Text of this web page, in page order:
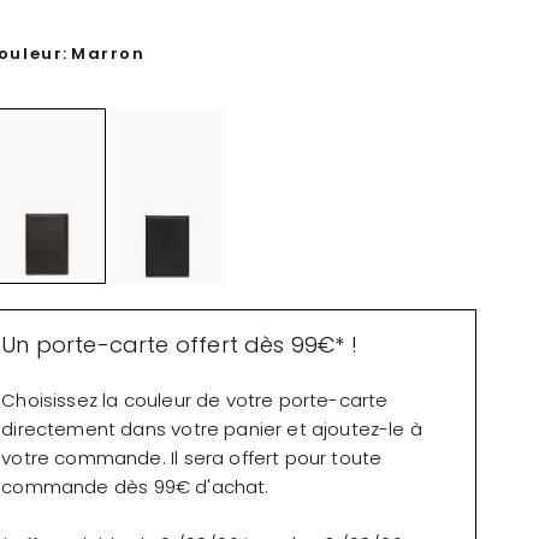
Marron
Un porte-carte offert dès 99€* !
Choisissez la couleur de votre porte-carte
directement dans votre panier et ajoutez-le à
votre commande. Il sera offert pour toute
commande dès 99€ d'achat.